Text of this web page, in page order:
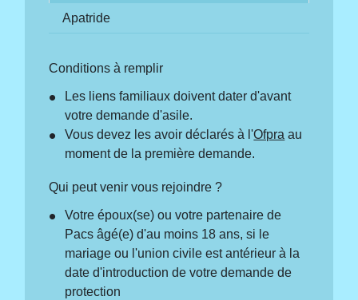
Apatride
Conditions à remplir
Les liens familiaux doivent dater d'avant
votre demande d'asile.
Vous devez les avoir déclarés à l'Ofpra au
moment de la première demande.
Qui peut venir vous rejoindre ?
Votre époux(se) ou votre partenaire de
Pacs âgé(e) d'au moins 18 ans, si le
mariage ou l'union civile est antérieur à la
date d'introduction de votre demande de
protection